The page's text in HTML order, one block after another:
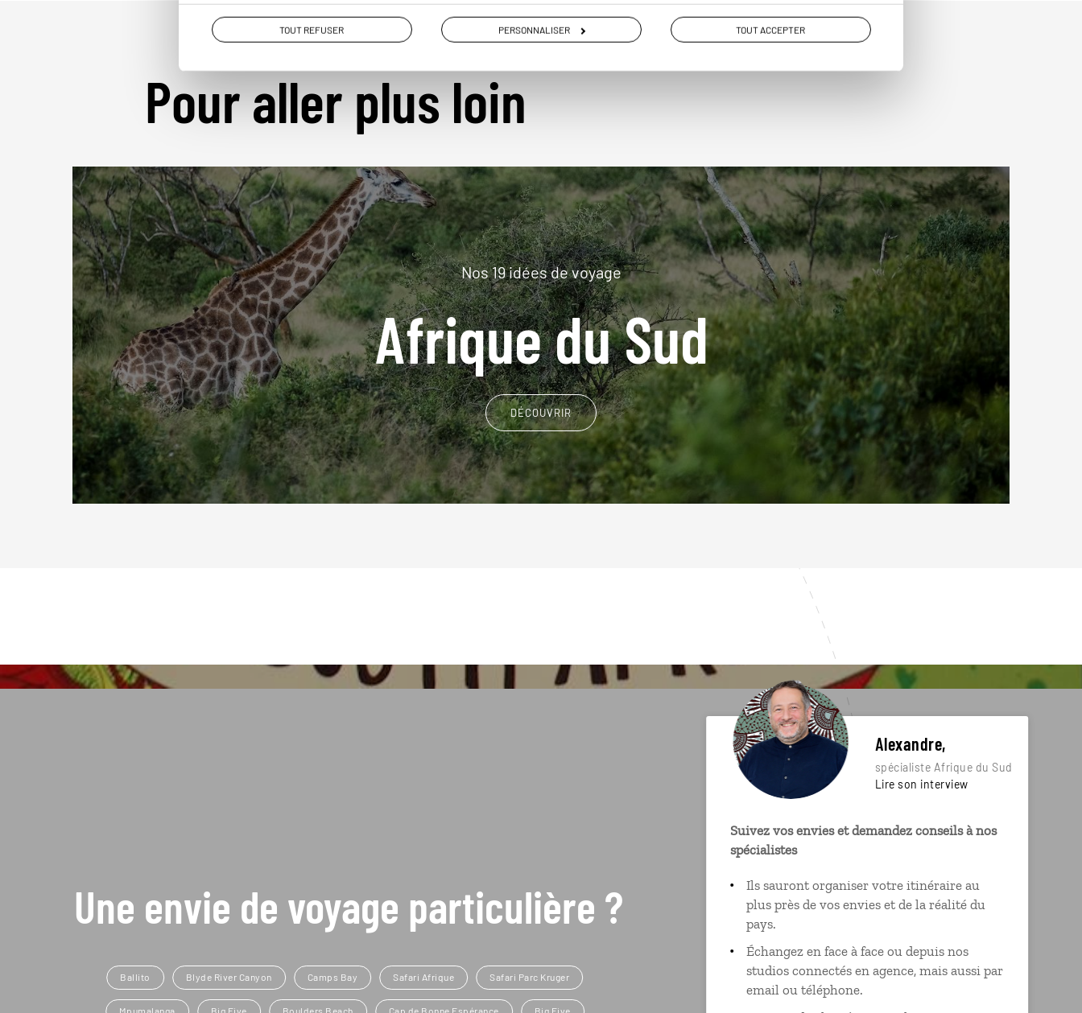
TOUT REFUSER PERSONNALISER TOUT ACCEPTER
Pour aller plus loin
Nos 19 idées de voyage
Afrique du Sud
DÉCOUVRIR
Une envie de voyage particulière ?
Ballito Blyde River Canyon Camps Bay Safari Afrique Safari Parc Kruger
Alexandre,
spécialiste Afrique du Sud
Lire son interview
Suivez vos envies et demandez conseils à nos
spécialistes
Ils sauront organiser votre itinéraire au
plus près de vos envies et de la réalité du
pays.
Échangez en face à face ou depuis nos
studios connectés en agence, mais aussi par
email ou téléphone.